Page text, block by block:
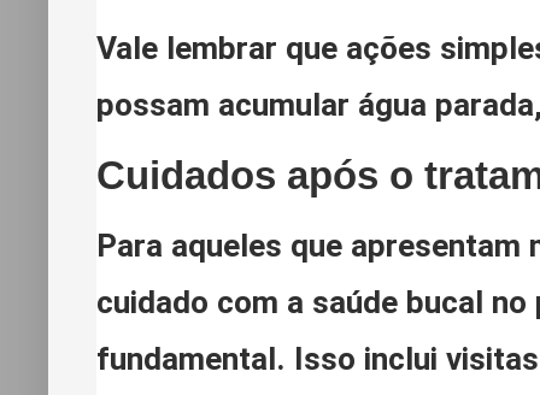
Vale lembrar que ações
possam acumular água
Cuidados após o
Para aqueles que
cuidado com a saúde bucal
fundamental. Isso inclui